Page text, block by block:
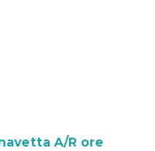
A/R ore